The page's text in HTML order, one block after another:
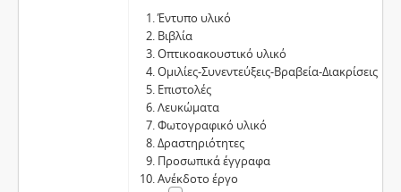
Έντυπο υλικό
Βιβλία
Οπτικοακουστικό υλικό
Ομιλίες-Συνεντεύξεις-Βραβεία-Διακρίσεις
Επιστολές
Λευκώματα
Φωτογραφικό υλικό
Δραστηριότητες
Προσωπικά έγγραφα
Ανέκδοτο έργο